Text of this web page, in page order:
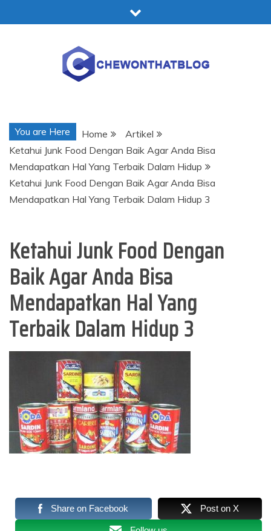
to
You are Here Home
Artikel
Ketahui Junk Food Dengan Baik Agar Anda Bisa
Mendapatkan Hal Yang Terbaik Dalam Hidup
Ketahui Junk Food Dengan Baik Agar Anda Bisa
Mendapatkan Hal Yang Terbaik Dalam Hidup 3
Ketahui Junk Food Dengan
Baik Agar Anda Bisa
Mendapatkan Hal Yang
Terbaik Dalam Hidup 3
Share on Facebook Post on X